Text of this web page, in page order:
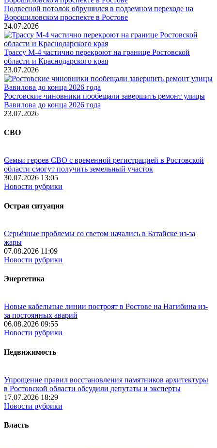
Подвесной потолок обрушился в подземном переходе на
Ворошиловском проспекте в Ростове
24.07.2026
Трассу М-4 частично перекроют на границе Ростовской
области и Краснодарского края
23.07.2026
Ростовские чиновники пообещали завершить ремонт улицы
Вавилова до конца 2026 года
23.07.2026
СВО
Семьи героев СВО с временной регистрацией в Ростовской
области смогут получить земельный участок
30.07.2026 13:05
Новости рубрики
Острая ситуация
Серьёзные проблемы со светом начались в Батайске из-за
жары
07.08.2026 11:09
Новости рубрики
Энергетика
Новые кабельные линии построят в Ростове на Нагибина из-
за постоянных аварий
06.08.2026 09:55
Новости рубрики
Недвижимость
Упрощение правил восстановления памятников архитектуры
в Ростовской области обсудили депутаты и эксперты
17.07.2026 18:29
Новости рубрики
Власть